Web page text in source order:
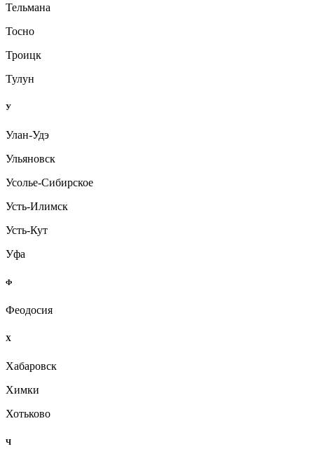
Тельмана
Тосно
Троицк
Тулун
У
Улан-Удэ
Ульяновск
Усолье-Сибирское
Усть-Илимск
Усть-Кут
Уфа
Ф
Феодосия
Х
Хабаровск
Химки
Хотьково
Ч